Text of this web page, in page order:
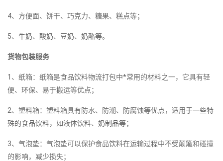
4、方便面、饼干、巧克力、糖果、糕点等；
5、牛奶、酸奶、豆奶、奶酪等。
货物包装服务
1、纸箱：纸箱是食品饮料物流打包中*常用的材料之一，它具有轻
便、环保、易于搬运等优点；
2、塑料箱：塑料箱具有防水、防潮、防腐蚀等优点，适用于一些特
殊的食品饮料，如液体饮料、奶制品等；
3、气泡垫：气泡垫可以保护食品饮料在运输过程中不受颠簸和碰撞
的影响，减少损失；